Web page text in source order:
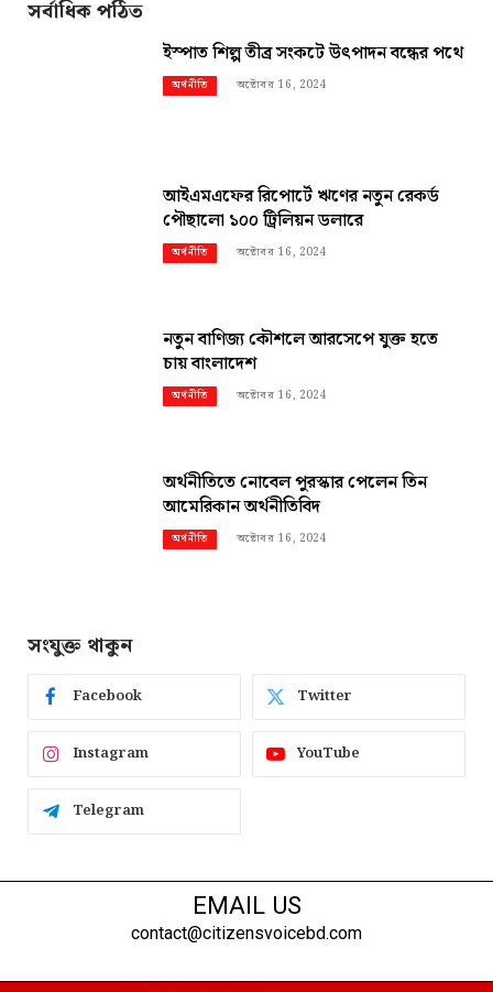
সর্বাধিক পঠিত
ইস্পাত শিল্প তীব্র সংকটে উৎপাদন বন্ধের পথে
অর্থনীতি অক্টোবর 16, 2024
আইএমএফের রিপোর্টে ঋণের নতুন রেকর্ড
পৌছালো ১০০ ট্রিলিয়ন ডলারে
অর্থনীতি অক্টোবর 16, 2024
নতুন বাণিজ্য কৌশলে আরসেপে যুক্ত হতে
চায় বাংলাদেশ
অর্থনীতি অক্টোবর 16, 2024
অর্থনীতিতে নোবেল পুরস্কার পেলেন তিন
আমেরিকান অর্থনীতিবিদ
অর্থনীতি অক্টোবর 16, 2024
সংযুক্ত থাকুন
Facebook Twitter
Instagram YouTube
Telegram
EMAIL US
contact@citizensvoicebd.com